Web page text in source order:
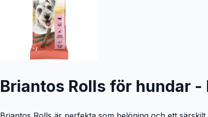
Briantos Rolls för hundar